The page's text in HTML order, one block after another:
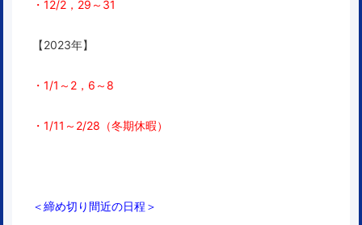
・12/2，29～31
【2023年】
・1/1～2，6～8
・1/11～2/28（冬期休暇）
＜締め切り間近の日程＞